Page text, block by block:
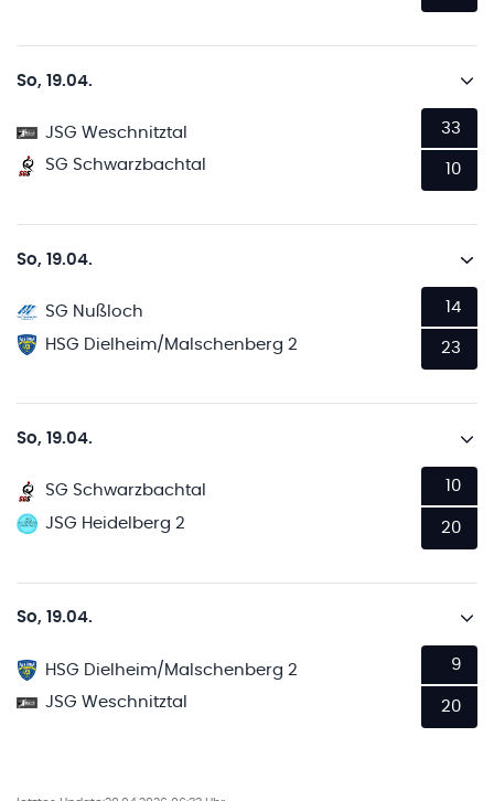
So, 19.04.
JSG Weschnitztal
SG Schwarzbachtal
33
10
So, 19.04.
SG Nußloch
HSG Dielheim/Malschenberg 2
14
23
So, 19.04.
SG Schwarzbachtal
JSG Heidelberg 2
10
20
So, 19.04.
HSG Dielheim/Malschenberg 2
JSG Weschnitztal
9
20